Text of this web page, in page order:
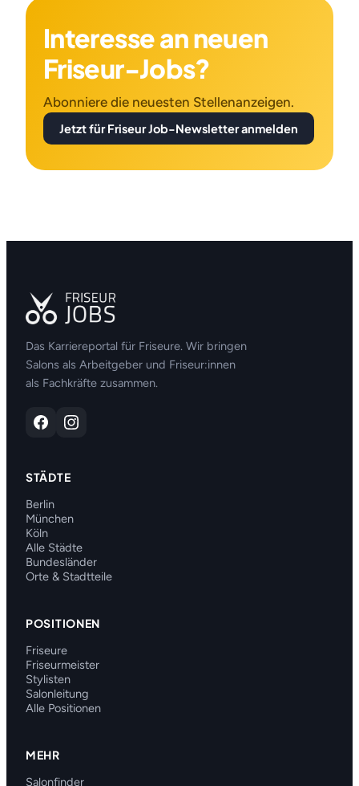
Interesse an neuen
Friseur-Jobs?
Abonniere die neuesten Stellenanzeigen.
Jetzt für Friseur Job-Newsletter anmelden
Das Karriereportal für Friseure. Wir bringen
Salons als Arbeitgeber und Friseur:innen
als Fachkräfte zusammen.
STÄDTE
Berlin
München
Köln
Alle Städte
Bundesländer
Orte & Stadtteile
POSITIONEN
Friseure
Friseurmeister
Stylisten
Salonleitung
Alle Positionen
MEHR
Salonfinder